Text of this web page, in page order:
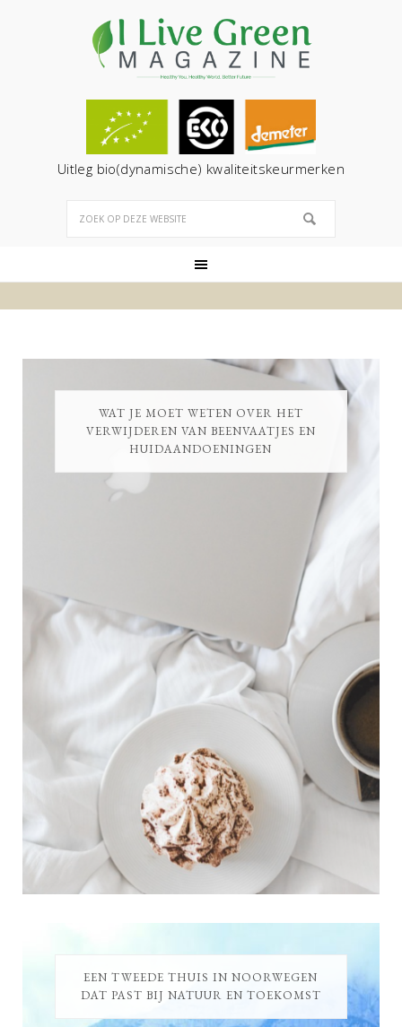
Uitleg bio(dynamische) kwaliteitskeurmerken
WAT JE MOET WETEN OVER HET
VERWIJDEREN VAN BEENVAATJES EN
HUIDAANDOENINGEN
EEN TWEEDE THUIS IN NOORWEGEN
DAT PAST BIJ NATUUR EN TOEKOMST